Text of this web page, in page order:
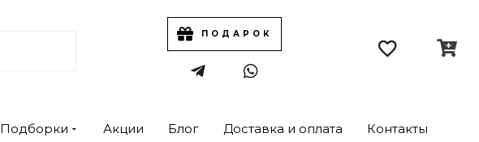
ПОДАРОК
Подборки Акции Блог Доставка и оплата Контакты